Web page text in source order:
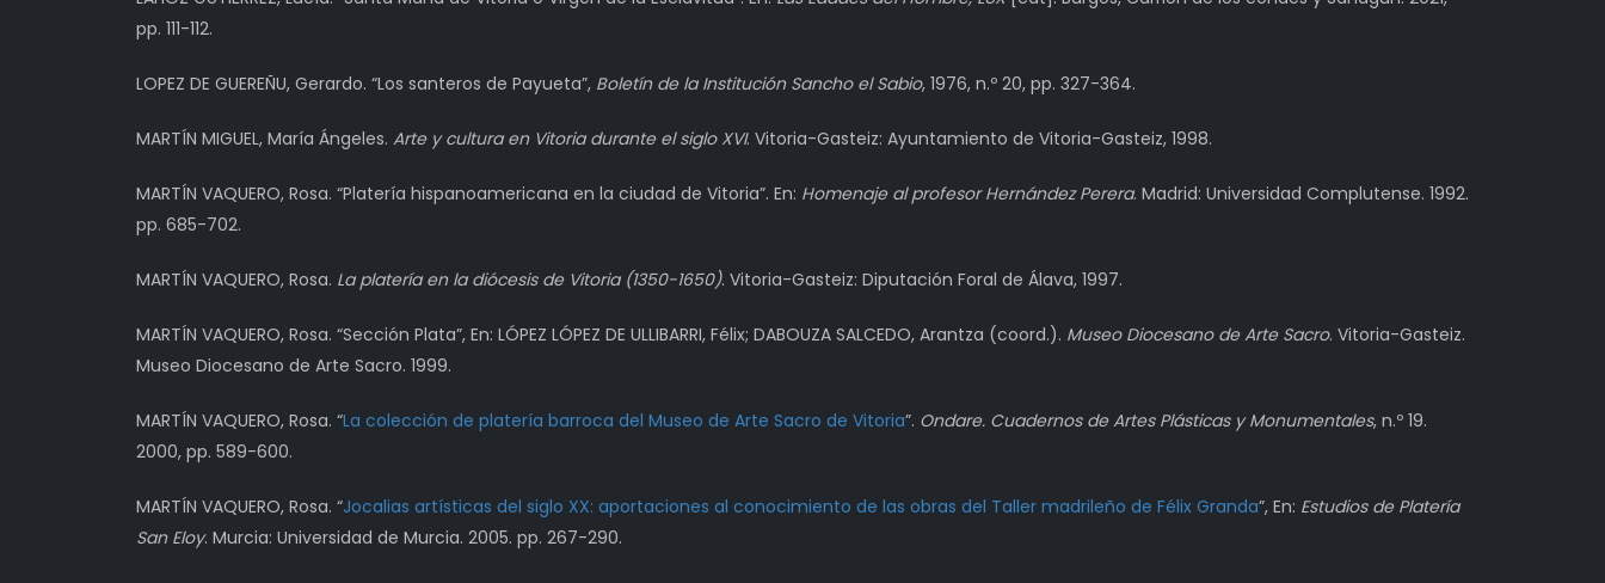
pp. 111-112.
LOPEZ DE GUEREÑU, Gerardo. “Los santeros de Payueta”, Boletín de la Institución Sancho el Sabio, 1976, n.º 20, pp. 327-364.
MARTÍN MIGUEL, María Ángeles. Arte y cultura en Vitoria durante el siglo XVI. Vitoria-Gasteiz: Ayuntamiento de Vitoria-Gasteiz, 1998.
MARTÍN VAQUERO, Rosa. “Platería hispanoamericana en la ciudad de Vitoria”. En: Homenaje al profesor Hernández Perera. Madrid: Universidad Complutense. 1992.
pp. 685-702.
MARTÍN VAQUERO, Rosa. La platería en la diócesis de Vitoria (1350-1650). Vitoria-Gasteiz: Diputación Foral de Álava, 1997.
MARTÍN VAQUERO, Rosa. “Sección Plata”, En: LÓPEZ LÓPEZ DE ULLIBARRI, Félix; DABOUZA SALCEDO, Arantza (coord.). Museo Diocesano de Arte Sacro. Vitoria-Gasteiz.
Museo Diocesano de Arte Sacro. 1999.
MARTÍN VAQUERO, Rosa. “La colección de platería barroca del Museo de Arte Sacro de Vitoria”. Ondare. Cuadernos de Artes Plásticas y Monumentales, n.º 19.
2000, pp. 589-600.
MARTÍN VAQUERO, Rosa. “Jocalias artísticas del siglo XX: aportaciones al conocimiento de las obras del Taller madrileño de Félix Granda”, En: Estudios de Platería
San Eloy. Murcia: Universidad de Murcia. 2005. pp. 267-290.